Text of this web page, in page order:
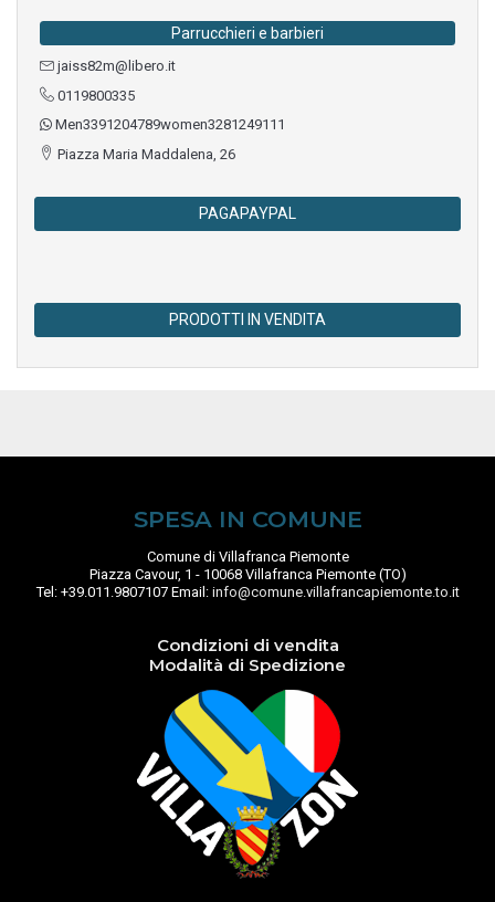
Parrucchieri e barbieri
jaiss82m@libero.it
0119800335
Men3391204789women3281249111
Piazza Maria Maddalena, 26
PAGAPAYPAL
PRODOTTI IN VENDITA
SPESA IN COMUNE
Comune di Villafranca Piemonte
Piazza Cavour, 1 - 10068 Villafranca Piemonte (TO)
Tel: +39.011.9807107 Email: info@comune.villafrancapiemonte.to.it
Condizioni di vendita
Modalità di Spedizione